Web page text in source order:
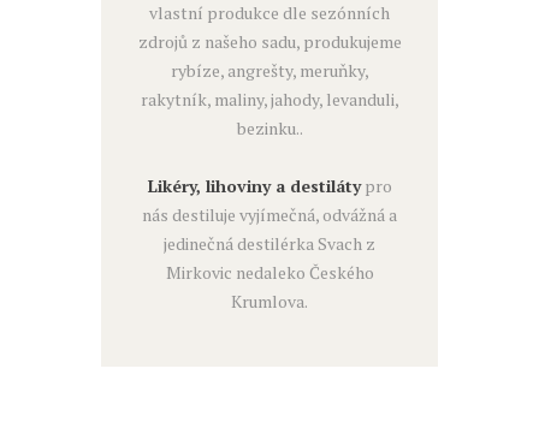
vlastní produkce dle sezónních
zdrojů z našeho sadu, produkujeme
rybíze, angrešty, meruňky,
rakytník, maliny, jahody, levanduli,
bezinku..
Likéry, lihoviny a destilátypro
nás destiluje vyjímečná, odvážná a
jedinečná destilérka Svach z
Mirkovic nedaleko Českého
Krumlova.